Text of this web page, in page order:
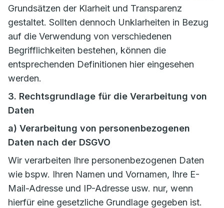
Grundsätzen der Klarheit und Transparenz
gestaltet. Sollten dennoch Unklarheiten in Bezug
auf die Verwendung von verschiedenen
Begrifflichkeiten bestehen, können die
entsprechenden Definitionen hier eingesehen
werden.
3. Rechtsgrundlage für die Verarbeitung von
Daten
a) Verarbeitung von personenbezogenen
Daten nach der DSGVO
Wir verarbeiten Ihre personenbezogenen Daten
wie bspw. Ihren Namen und Vornamen, Ihre E-
Mail-Adresse und IP-Adresse usw. nur, wenn
hierfür eine gesetzliche Grundlage gegeben ist.